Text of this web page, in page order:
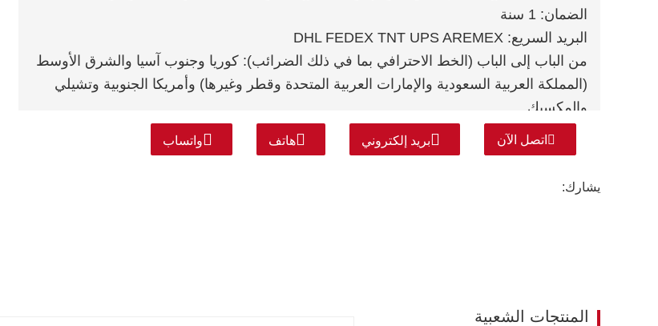
الضمان: 1 سنة
البريد السريع: DHL FEDEX TNT UPS AREMEX
من الباب إلى الباب (الخط الاحترافي بما في ذلك الضرائب): كوريا وجنوب آسيا والشرق الأوسط
(المملكة العربية السعودية والإمارات العربية المتحدة وقطر وغيرها) وأمريكا الجنوبية وتشيلي
والمكسيك.
اتصل الآن بريد إلكتروني هاتف واتساب
يشارك:
المنتجات الشعبية